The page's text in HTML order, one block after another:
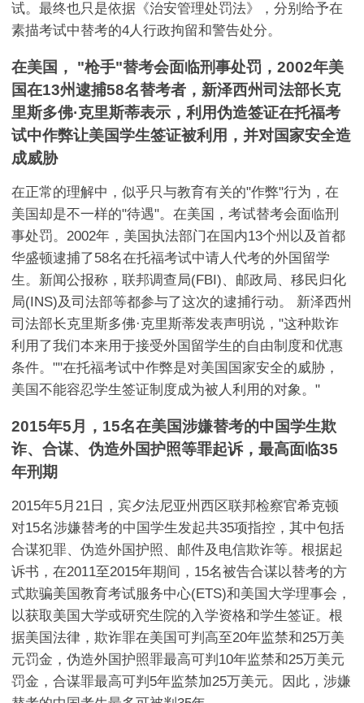
试。最终也只是依据《治安管理处罚法》，分别给予在
素描考试中替考的4人行政拘留和警告处分。
在美国， "枪手"替考会面临刑事处罚，2002年美
国在13州逮捕58名替考者，新泽西州司法部长克
里斯多佛·克里斯蒂表示，利用伪造签证在托福考
试中作弊让美国学生签证被利用，并对国家安全造
成威胁
在正常的理解中，似乎只与教育有关的"作弊"行为，在
美国却是不一样的"待遇"。在美国，考试替考会面临刑
事处罚。2002年，美国执法部门在国内13个州以及首都
华盛顿逮捕了58名在托福考试中请人代考的外国留学
生。新闻公报称，联邦调查局(FBI)、邮政局、移民归化
局(INS)及司法部等都参与了这次的逮捕行动。 新泽西州
司法部长克里斯多佛·克里斯蒂发表声明说，"这种欺诈
利用了我们本来用于接受外国留学生的自由制度和优惠
条件。""在托福考试中作弊是对美国国家安全的威胁，
美国不能容忍学生签证制度成为被人利用的对象。"
2015年5月，15名在美国涉嫌替考的中国学生欺
诈、合谋、伪造外国护照等罪起诉，最高面临35
年刑期
2015年5月21日，宾夕法尼亚州西区联邦检察官希克顿
对15名涉嫌替考的中国学生发起共35项指控，其中包括
合谋犯罪、伪造外国护照、邮件及电信欺诈等。根据起
诉书，在2011至2015年期间，15名被告合谋以替考的方
式欺骗美国教育考试服务中心(ETS)和美国大学理事会，
以获取美国大学或研究生院的入学资格和学生签证。根
据美国法律，欺诈罪在美国可判高至20年监禁和25万美
元罚金，伪造外国护照罪最高可判10年监禁和25万美元
罚金，合谋罪最高可判5年监禁加25万美元。因此，涉嫌